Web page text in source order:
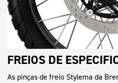
FREIOS DE
As pinças de freio Stylema da